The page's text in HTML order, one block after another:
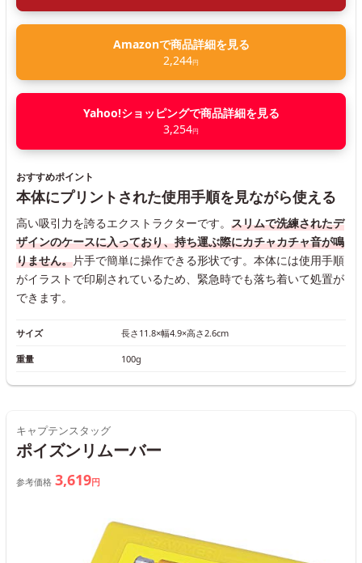
Amazonで商品詳細を見る
2,244円
Yahoo!ショッピングで商品詳細を見る
3,254円
おすすめポイント
本体にプリントされた使用手順を見ながら使える
高い吸引力を誇るエクストラクターです。 スリムで洗練されたデ
ザインのケースに入っており、持ち運ぶ際にカチャカチャ音が鳴
りません。片手で簡単に操作できる形状です。本体には使用手順
がイラストで印刷されているため、緊急時でも落ち着いて処置が
できます。
サイズ 長さ11.8×幅4.9×高さ2.6cm
重量 100g
キャプテンスタッグ
ポイズンリムーバー
参考価格 3,619円